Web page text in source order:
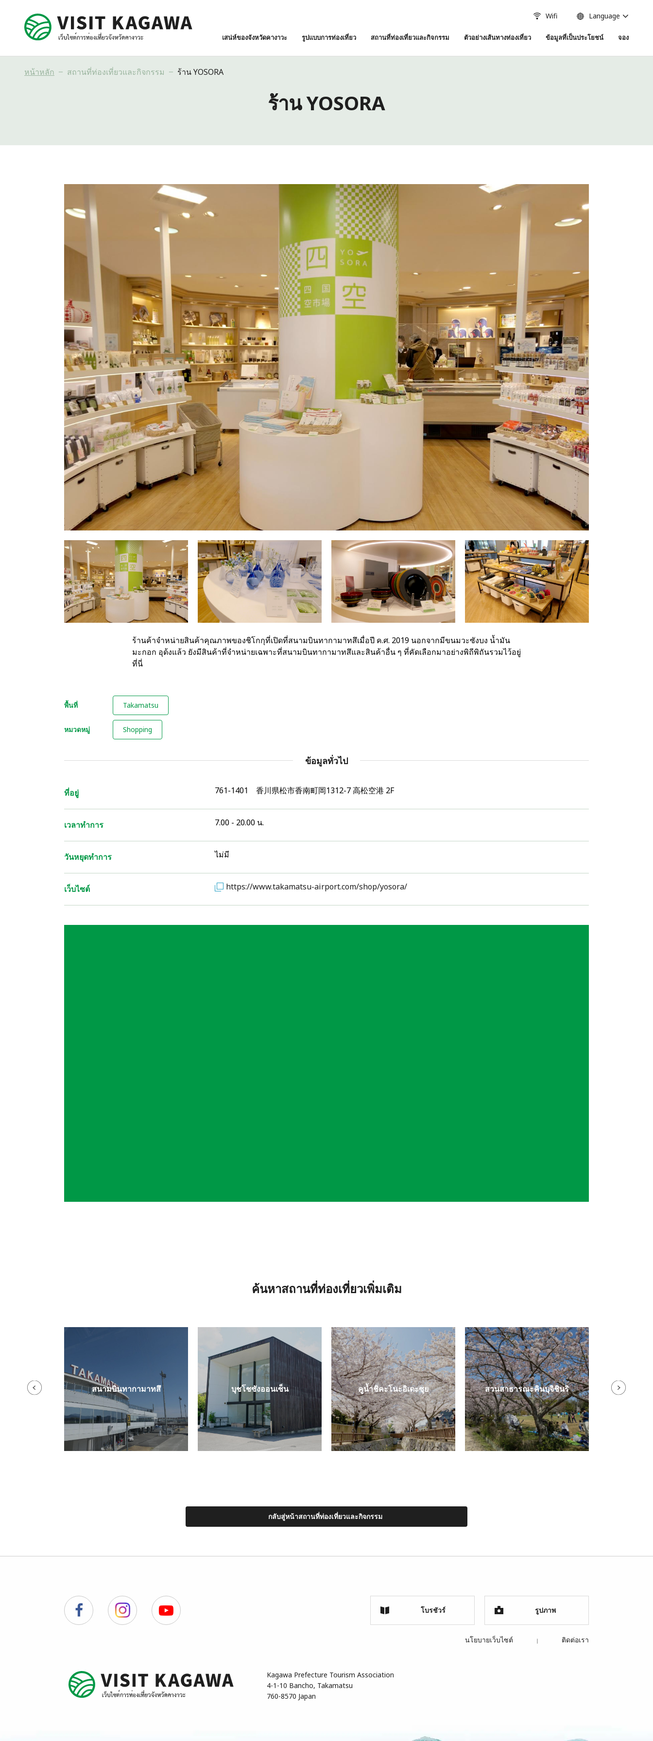
Wifi Language
เสน่ห์ของจังหวัดคางาวะ รูปแบบการท่องเที่ยว สถานที่ท่องเที่ยวและกิจกรรม ตัวอย่างเส้นทางท่องเที่ยว ข้อมูลที่เป็นประโยชน์ จอง
หน้าหลัก สถานที่ท่องเที่ยวและกิจกรรม ร้าน YOSORA
ร้าน YOSORA
ร้านค้าจำหน่ายสินค้าคุณภาพของชิโกกุที่เปิดที่สนามบินทากามาทสึเมื่อปี ค.ศ. 2019 นอกจากมีขนมวะซังบง น้ำมัน
มะกอก อุด้งแล้ว ยังมีสินค้าที่จำหน่ายเฉพาะที่สนามบินทากามาทสึและสินค้าอื่น ๆ ที่คัดเลือกมาอย่างพิถีพิถันรวมไว้อยู่
ที่นี่
พื้นที่ Takamatsu
หมวดหมู่ Shopping
ข้อมูลทั่วไป
ที่อยู่ 761-1401 香川県松市香南町岡1312-7 高松空港 2F
เวลาทำการ 7.00 - 20.00 น.
วันหยุดทำการ ไม่มี
เว็บไซต์ https://www.takamatsu-airport.com/shop/yosora/
ค้นหาสถานที่ท่องเที่ยวเพิ่มเติม
สนามบินทากามาทสึ บุชโชซังออนเซ็น คูน้ำชิคะโนะอิเดะซุย สวนสาธารณะคินบุจิชินริ
กิจกรรมทำ
กลับสู่หน้าสถานที่ท่องเที่ยวและกิจกรรม
โบรชัวร์ รูปภาพ
นโยบายเว็บไซต์ ติดต่อเรา
Kagawa Prefecture Tourism Association
4-1-10 Bancho, Takamatsu
760-8570 Japan